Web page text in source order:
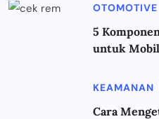
OTOMOTIVE
5
untuk Mobil
KEAMANAN
Cara